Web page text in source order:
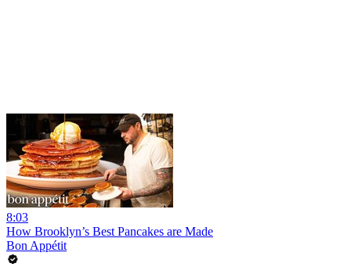
8:03
How Brooklyn’s Best Pancakes are Made
Bon Appétit